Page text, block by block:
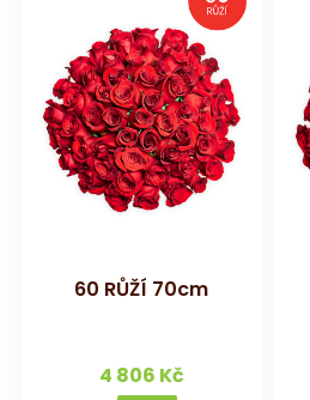
60 RŮŽÍ 70cm
4 806 Kč